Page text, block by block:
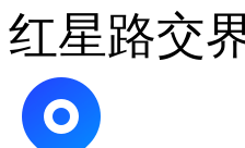
红星路交